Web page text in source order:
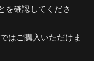
を確認してくださ
はご購入いただけま